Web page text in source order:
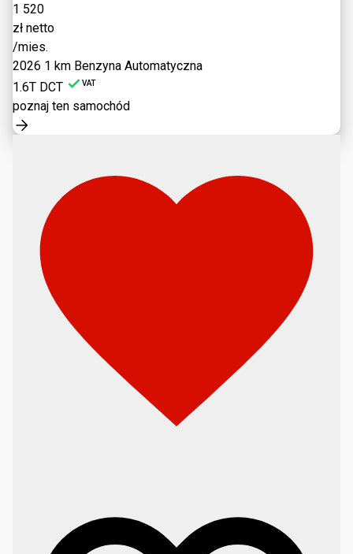
1 520
zł netto
/mies.
2026 1 km Benzyna Automatyczna
1.6T DCT
VAT
poznaj ten samochód